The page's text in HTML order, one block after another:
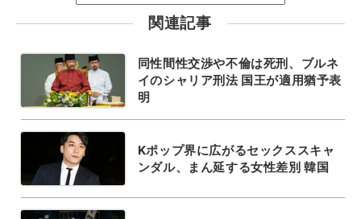
関連記事
同性間性交渉や不倫は死刑、ブルネ
イのシャリア刑法 国王が適用猶予表
明
Kポップ界に広がるセックススキャ
ンダル、まん延する女性差別 韓国